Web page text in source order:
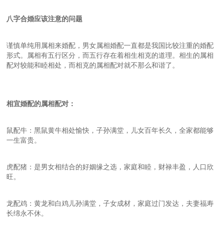
八字合婚应该注意的问题
谨慎单纯用属相来婚配，男女属相婚配一直都是我国比较注重的婚配
形式。属相有五行区分，而五行存在着相生相克的道理。相生的属相
配对较能和睦相处，而相克的属相配对就不那么和谐了。
相宜婚配的属相配对 ：
鼠配牛：黑鼠黄牛相处愉快，子孙满堂，儿女百年长久，全家都能够
一生富贵。
虎配猪：是男女相结合的好姻缘之选，家庭和睦，财禄丰盈，人口欣
旺。
龙配鸡：黄龙和白鸡儿孙满堂，子女成材，家庭过门发达，夫妻福寿
长绵永不休。